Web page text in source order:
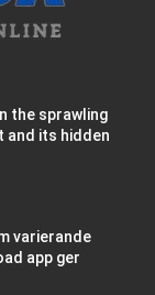
the sprawling
and its hidden
varierande
app ger